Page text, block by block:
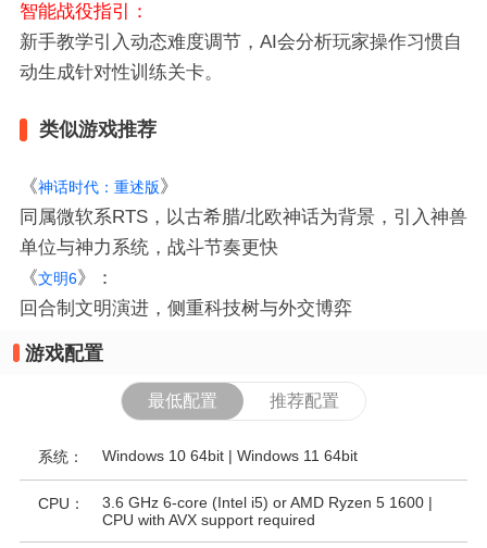
‌智能战役指引‌：
新手教学引入动态难度调节，AI会分析玩家操作习惯自
动生成针对性训练关卡。
类似游戏推荐
《神话时代：重述版》‌
同属微软系RTS，以古希腊/北欧神话为背景，引入神兽
单位与神力系统，战斗节奏更快
《文明6》‌
：
回合制文明演进，侧重科技树与外交博弈
游戏配置
最低配置 推荐配置
系统： Windows 10 64bit | Windows 11 64bit
CPU：
3.6 GHz 6-core (Intel i5) or AMD Ryzen 5 1600 |
CPU with AVX support required